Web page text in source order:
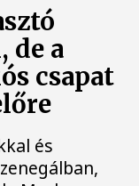
de a
csapat
és